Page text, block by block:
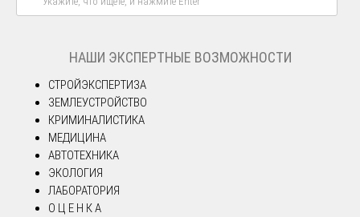
НАШИ ЭКСПЕРТНЫЕ ВОЗМОЖНОСТИ
СТРОЙЭКСПЕРТИЗА
ЗЕМЛЕУСТРОЙСТВО
КРИМИНАЛИСТИКА
МЕДИЦИНА
АВТОТЕХНИКА
ЭКОЛОГИЯ
ЛАБОРАТОРИЯ
О Ц Е Н К А